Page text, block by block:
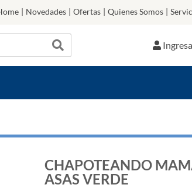
| Novedades | Ofertas | Quienes Somos |
CHAPOTEANDO
ASAS VERDE